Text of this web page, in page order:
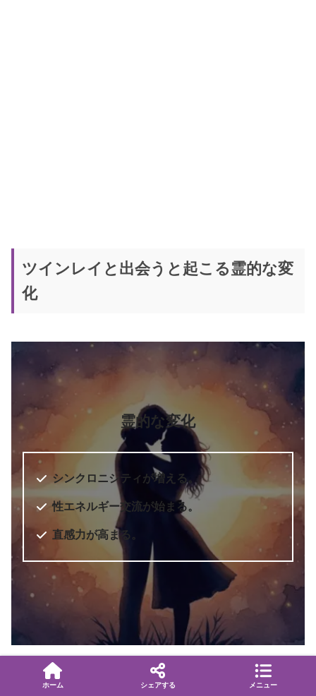
ツインレイと出会うと起こる霊的な変
化
霊的な変化
シンクロニシティが増える。
性エネルギー交流が始まる。
直感力が高まる。
ホーム シェアする メニュー